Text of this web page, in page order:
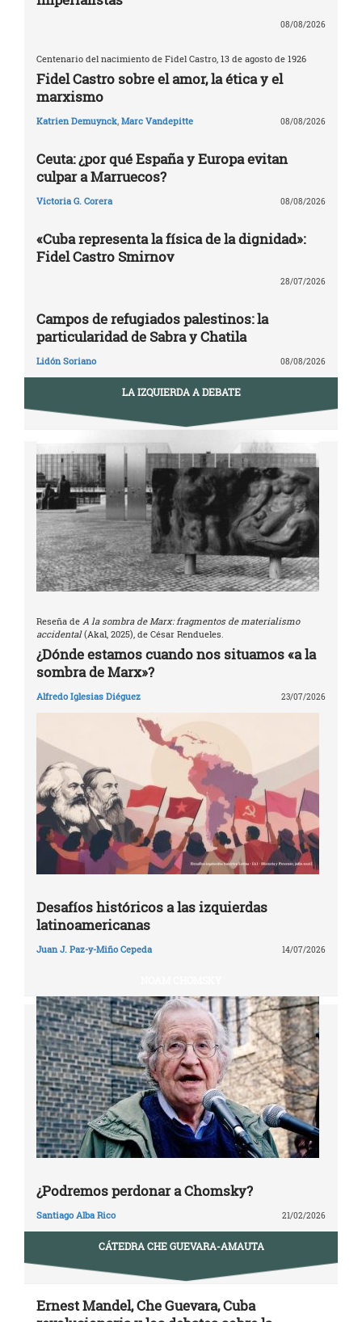
08/08/2026
Centenario del nacimiento de Fidel Castro, 13 de agosto de 1926
Fidel Castro sobre el amor, la ética y el
marxismo
Katrien Demuynck, Marc Vandepitte 08/08/2026
Ceuta: ¿por qué España y Europa evitan
culpar a Marruecos?
Victoria G. Corera 08/08/2026
«Cuba representa la física de la dignidad»:
Fidel Castro Smirnov
28/07/2026
Campos de refugiados palestinos: la
particularidad de Sabra y Chatila
Lidón Soriano 08/08/2026
LA IZQUIERDA A DEBATE
Reseña de A la sombra de Marx: fragmentos de materialismo
accidental(Akal, 2025), de César Rendueles.
¿Dónde estamos cuando nos situamos «a la
sombra de Marx»?
Alfredo Iglesias Diéguez 23/07/2026
Desafíos históricos a las izquierdas
latinoamericanas
Juan J. Paz-y-Miño Cepeda 14/07/2026
¿Podremos perdonar a Chomsky?
Santiago Alba Rico 21/02/2026
CÁTEDRA CHE GUEVARA-AMAUTA
Ernest Mandel, Che Guevara, Cuba